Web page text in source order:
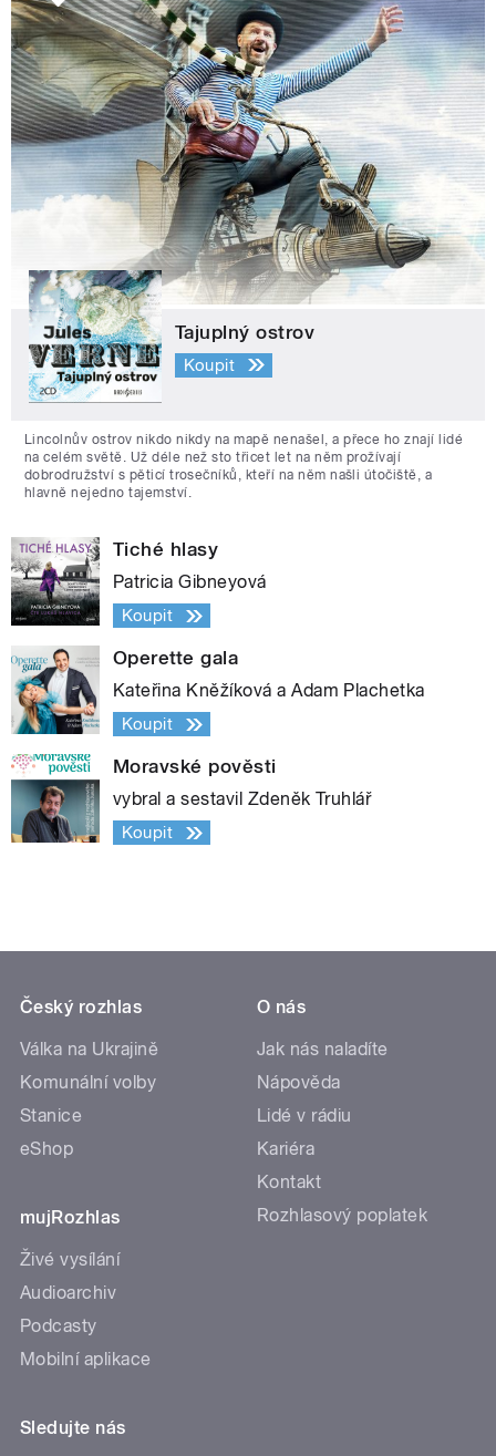
Tajuplný ostrov
Koupit
Lincolnův ostrov nikdo nikdy na mapě nenašel, a přece ho znají lidé
na celém světě. Už déle než sto třicet let na něm prožívají
dobrodružství s pěticí trosečníků, kteří na něm našli útočiště, a
hlavně nejedno tajemství.
Tiché hlasy
Patricia Gibneyová
Koupit
Operette gala
Kateřina Kněžíková a Adam Plachetka
Koupit
Moravské pověsti
vybral a sestavil Zdeněk Truhlář
Koupit
Český rozhlas
Válka na Ukrajině
Komunální volby
Stanice
eShop
mujRozhlas
Živé vysílání
Audioarchiv
Podcasty
Mobilní aplikace
O nás
Jak nás naladíte
Nápověda
Lidé v rádiu
Kariéra
Kontakt
Rozhlasový poplatek
Sledujte nás